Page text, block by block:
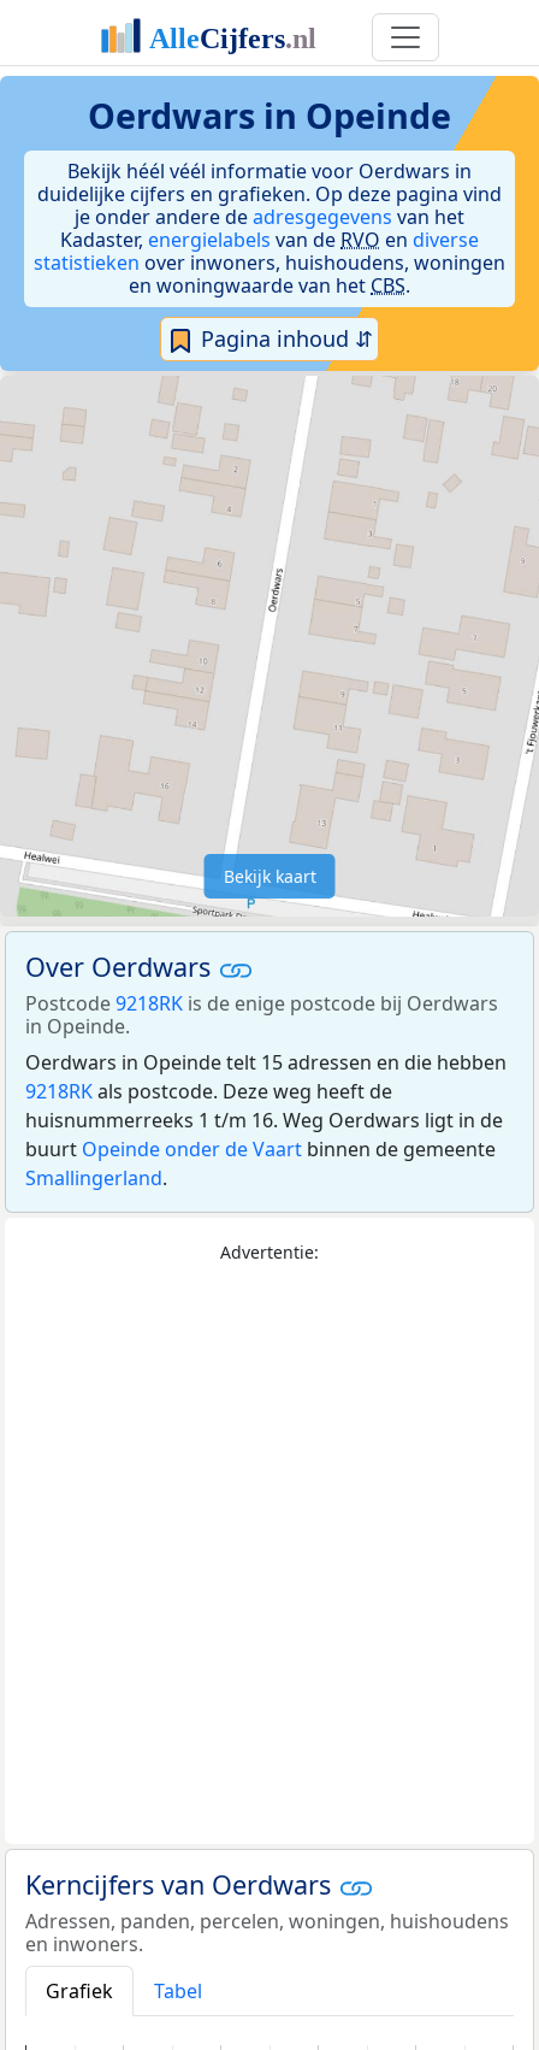
Oerdwars in Opeinde
Bekijk héél véél informatie voor Oerdwars in
duidelijke cijfers en grafieken. Op deze pagina vind
je onder andere deadresgegevens van het
Kadaster, energielabels van de RVO en diverse
statistieken over inwoners, huishoudens, woningen
en woningwaarde van het CBS.
Pagina inhoud ⇵
Bekijk kaart
Over Oerdwars
Postcode9218RK is de enige postcode bij Oerdwars
in Opeinde.
Oerdwars in Opeinde telt 15 adressen en die hebben
9218RKals postcode. Deze weg heeft de
huisnummerreeks 1 t/m 16. Weg Oerdwars ligt in de
buurt Opeinde onder de Vaart binnen de gemeente
Smallingerland.
Advertentie:
Kerncijfers van Oerdwars
Adressen, panden, percelen, woningen, huishoudens
en inwoners.
Grafiek
Tabel